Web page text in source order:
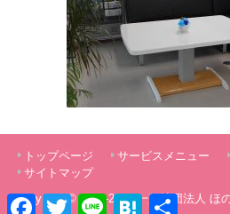
トップページ サービスメニュー
サイトマップ
Copyright © 2012-2026 一般社団法人 ほ
Facebook
TwitterLine Hatena
共